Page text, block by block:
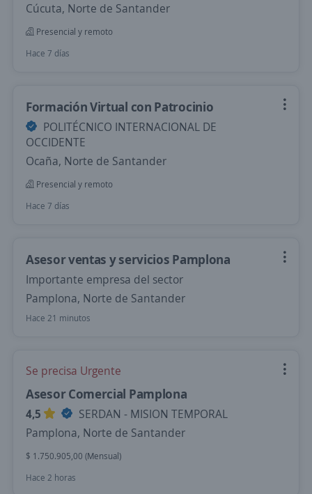
Cúcuta, Norte de Santander
Presencial y remoto
Hace 7 días
Formación Virtual con Patrocinio
POLITÉCNICO INTERNACIONAL DE
OCCIDENTE
Ocaña, Norte de Santander
Presencial y remoto
Hace 7 días
Asesor ventas y servicios Pamplona
Importante empresa del sector
Pamplona, Norte de Santander
Hace 21 minutos
Se precisa Urgente
Asesor Comercial Pamplona
4,5
SERDAN - MISION TEMPORAL
Pamplona, Norte de Santander
$ 1.750.905,00 (Mensual)
Hace 2 horas